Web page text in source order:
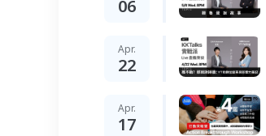
06
Apr.
22
Apr.
17